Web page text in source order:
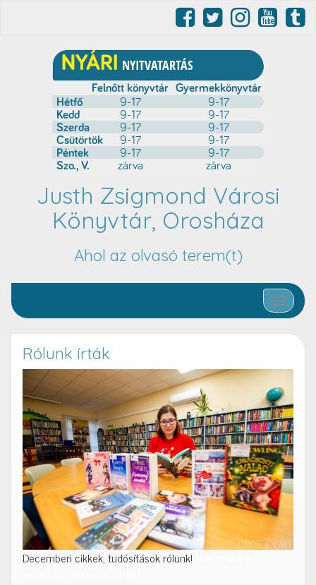
Justh Zsigmond Városi
Könyvtár, Orosháza
Ahol az olvasó terem(t)
Toggle
Rólunk írták
Decemberi cikkek, tudósítások rólunk!